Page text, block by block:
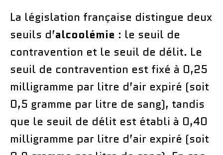
La législation française distingue deux
seuils d’alcoolémie : le seuil de
contravention et le seuil de délit. Le
seuil de contravention est fixé à 0,25
milligramme par litre d’air expiré (soit
0,5 gramme par litre de sang), tandis
que le seuil de délit est établi à 0,40
milligramme par litre d’air expiré (soit